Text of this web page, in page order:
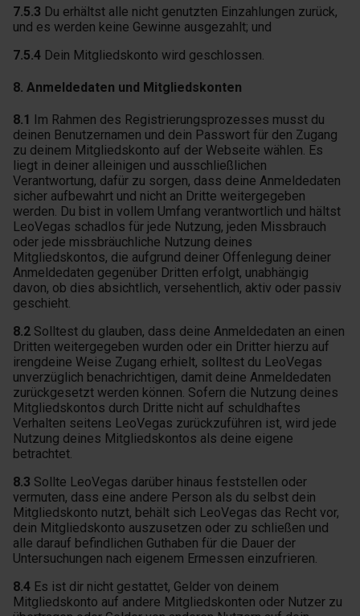
7.5.3 Du erhältst alle nicht genutzten Einzahlungen zurück,
und es werden keine Gewinne ausgezahlt; und
7.5.4 Dein Mitgliedskonto wird geschlossen.
8. Anmeldedaten und Mitgliedskonten
8.1
Im Rahmen des Registrierungsprozesses musst du
deinen Benutzernamen und dein Passwort für den Zugang
zu deinem Mitgliedskonto auf der Webseite wählen. Es
liegt in deiner alleinigen und ausschließlichen
Verantwortung, dafür zu sorgen, dass deine Anmeldedaten
sicher aufbewahrt und nicht an Dritte weitergegeben
werden. Du bist in vollem Umfang verantwortlich und hältst
LeoVegas schadlos für jede Nutzung, jeden Missbrauch
oder jede missbräuchliche Nutzung deines
Mitgliedskontos, die aufgrund deiner Offenlegung deiner
Anmeldedaten gegenüber Dritten erfolgt, unabhängig
davon, ob dies absichtlich, versehentlich, aktiv oder passiv
geschieht.
8.2 Solltest du glauben, dass deine Anmeldedaten an einen
Dritten weitergegeben wurden oder ein Dritter hierzu auf
irengdeine Weise Zugang erhielt, solltest du LeoVegas
unverzüglich benachrichtigen, damit deine Anmeldedaten
zurückgesetzt werden können. Sofern die Nutzung deines
Mitgliedskontos durch Dritte nicht auf schuldhaftes
Verhalten seitens LeoVegas zurückzuführen ist, wird jede
Nutzung deines Mitgliedskontos als deine eigene
betrachtet.
8.3 Sollte LeoVegas darüber hinaus feststellen oder
vermuten, dass eine andere Person als du selbst dein
Mitgliedskonto nutzt, behält sich LeoVegas das Recht vor,
dein Mitgliedskonto auszusetzen oder zu schließen und
alle darauf befindlichen Guthaben für die Dauer der
Untersuchungen nach eigenem Ermessen einzufrieren.
8.4 Es ist dir nicht gestattet, Gelder von deinem
Mitgliedskonto auf andere Mitgliedskonten oder Nutzer zu